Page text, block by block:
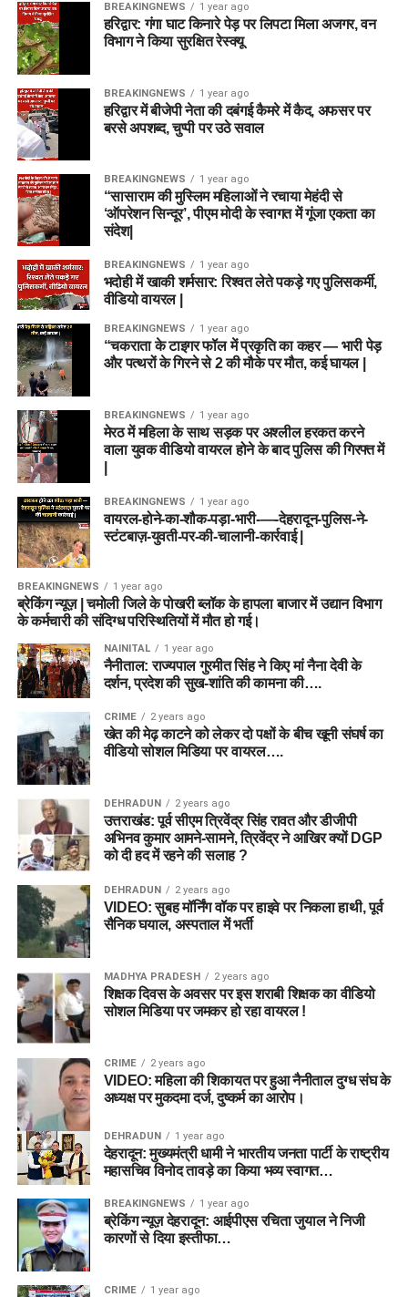
BREAKINGNEWS 1 year ago
हरिद्वार: गंगा घाट किनारे पेड़ पर लिपटा मिला अजगर, वन
विभाग ने किया सुरक्षित रेस्क्यू
BREAKINGNEWS 1 year ago
हरिद्वार में बीजेपी नेता की दबंगई कैमरे में कैद, अफसर पर
बरसे अपशब्द, चुप्पी पर उठे सवाल
BREAKINGNEWS 1 year ago
“सासाराम की मुस्लिम महिलाओं ने रचाया मेहंदी से
‘ऑपरेशन सिन्दूर’, पीएम मोदी के स्वागत में गूंजा एकता का
संदेश|
BREAKINGNEWS 1 year ago
भदोही में खाकी शर्मसार: रिश्वत लेते पकड़े गए पुलिसकर्मी,
वीडियो वायरल |
BREAKINGNEWS 1 year ago
“चकराता के टाइगर फॉल में प्रकृति का कहर — भारी पेड़
और पत्थरों के गिरने से 2 की मौके पर मौत, कई घायल |
BREAKINGNEWS 1 year ago
मेरठ में महिला के साथ सड़क पर अश्लील हरकत करने
वाला युवक वीडियो वायरल होने के बाद पुलिस की गिरफ्त में
BREAKINGNEWS 1 year ago
वायरल-होने-का-शौक-पड़ा-भारी-—-देहरादून-पुलिस-ने-
स्टंटबाज़-युवती-पर-की-चालानी-कार्रवाई |
BREAKINGNEWS 1 year ago
ब्रेकिंग न्यूज़ | चमोली जिले के पोखरी ब्लॉक के हापला बाजार में उद्यान विभाग
के कर्मचारी की संदिग्ध परिस्थितियों में मौत हो गई।
NAINITAL 1 year ago
नैनीताल: राज्यपाल गुरमीत सिंह ने किए मां नैना देवी के
दर्शन, प्रदेश की सुख-शांति की कामना की….
CRIME 2 years ago
खेत की मेढ़ काटने को लेकर दो पक्षों के बीच खूनी संघर्ष का
वीडियो सोशल मिडिया पर वायरल….
DEHRADUN 2 years ago
उत्तराखंड: पूर्व सीएम त्रिवेंद्र सिंह रावत और डीजीपी
अभिनव कुमार आमने-सामने, त्रिवेंद्र ने आखिर क्यों DGP
को दी हद में रहने की सलाह ?
DEHRADUN 2 years ago
VIDEO: सुबह मॉर्निंग वॉक पर हाइवे पर निकला हाथी, पूर्व
सैनिक घयाल, अस्पताल में भर्ती
MADHYA PRADESH 2 years ago
शिक्षक दिवस के अवसर पर इस शराबी शिक्षक का वीडियो
सोशल मिडिया पर जमकर हो रहा वायरल !
CRIME 2 years ago
VIDEO: महिला की शिकायत पर हुआ नैनीताल दुग्ध संघ के
अध्यक्ष पर मुकदमा दर्ज, दुष्कर्म का आरोप।
DEHRADUN 1 year ago
देहरादून: मुख्यमंत्री धामी ने भारतीय जनता पार्टी के राष्ट्रीय
महासचिव विनोद तावड़े का किया भव्य स्वागत…
BREAKINGNEWS 1 year ago
ब्रेकिंग न्यूज़ देहरादून: आईपीएस रचिता जुयाल ने निजी
कारणों से दिया इस्तीफा…
CRIME 1 year ago